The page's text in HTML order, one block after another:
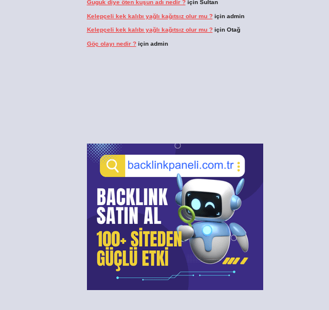
Guguk diye öten kuşun adı nedir ?için Sultan
Kelepçeli kek kalıbı yağlı kağıtsız olur mu ?için admin
Kelepçeli kek kalıbı yağlı kağıtsız olur mu ?için Otağ
Göç olayı nedir ?için admin